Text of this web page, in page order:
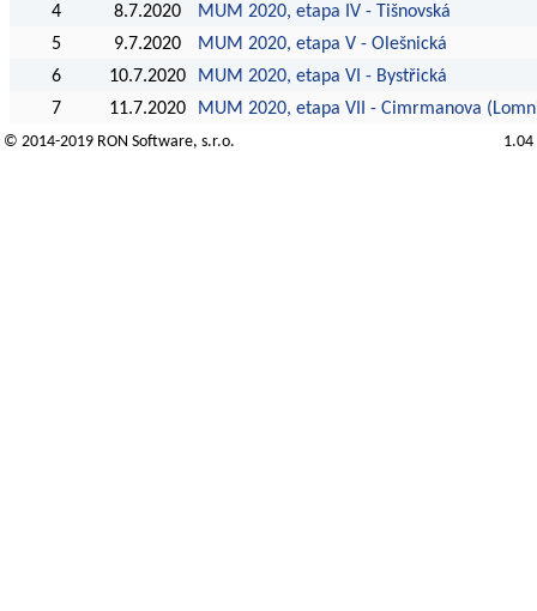
4
8.7.2020
MUM 2020, etapa IV - Tišnovská
5
9.7.2020
MUM 2020, etapa V - Olešnická
6
10.7.2020
MUM 2020, etapa VI - Bystřická
7
11.7.2020 MUM 2020, etapa VII - Cimrmanova
© 2014-2019 RON Software, s.r.o. 1.04